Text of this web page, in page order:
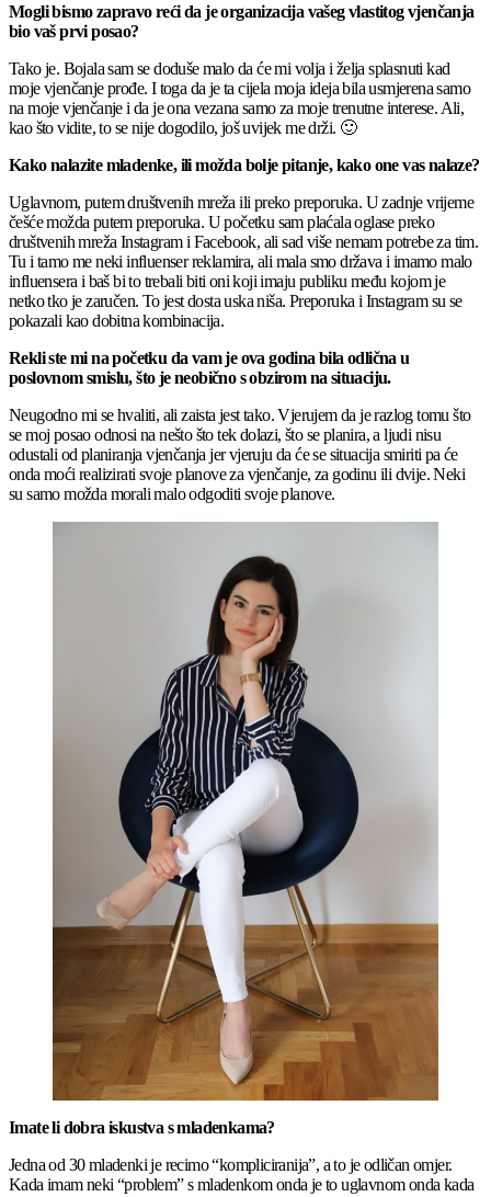
Mogli bismo zapravo reći da je organizacija vašeg vlastitog vjenčanja
bio vaš prvi posao?
Tako je. Bojala sam se doduše malo da će mi volja i želja splasnuti kad
moje vjenčanje prođe. I toga da je ta cijela moja ideja bila usmjerena samo
na moje vjenčanje i da je ona vezana samo za moje trenutne interese. Ali,
kao što vidite, to se nije dogodilo, još uvijek me drži. 🙂
Kako nalazite mladenke, ili možda bolje pitanje, kako one vas nalaze?
Uglavnom, putem društvenih mreža ili preko preporuka. U zadnje vrijeme
češće možda putem preporuka. U početku sam plaćala oglase preko
društvenih mreža Instagram i Facebook, ali sad više nemam potrebe za tim.
Tu i tamo me neki influenser reklamira, ali mala smo država i imamo malo
influensera i baš bi to trebali biti oni koji imaju publiku među kojom je
netko tko je zaručen. To jest dosta uska niša. Preporuka i Instagram su se
pokazali kao dobitna kombinacija.
Rekli ste mi na početku da vam je ova godina bila odlična u
poslovnom smislu, što je neobično s obzirom na situaciju.
Neugodno mi se hvaliti, ali zaista jest tako. Vjerujem da je razlog tomu što
se moj posao odnosi na nešto što tek dolazi, što se planira, a ljudi nisu
odustali od planiranja vjenčanja jer vjeruju da će se situacija smiriti pa će
onda moći realizirati svoje planove za vjenčanje, za godinu ili dvije. Neki
su samo možda morali malo odgoditi svoje planove.
Imate li dobra iskustva s mladenkama?
Jedna od 30 mladenki je recimo “kompliciranija”, a to je odličan omjer.
Kada imam neki “problem” s mladenkom onda je to uglavnom onda kada